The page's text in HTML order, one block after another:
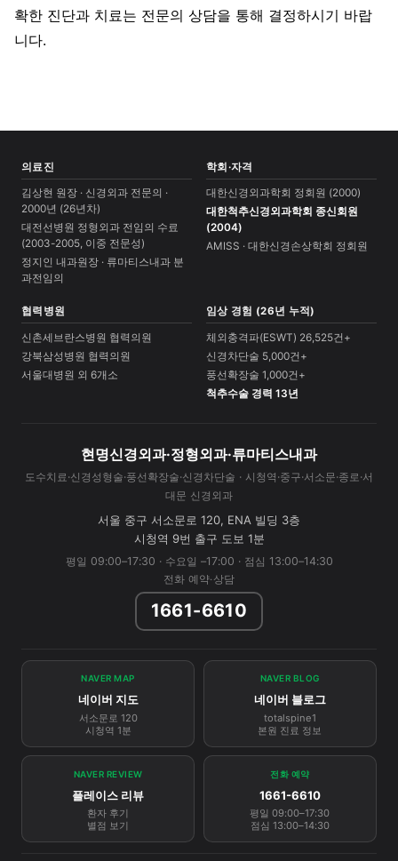
확한 진단과 치료는 전문의 상담을 통해 결정하시기 바랍
니다.
의료진
김상현 원장 · 신경외과 전문의 ·
2000년 (26년차)
대전선병원 정형외과 전임의 수료
(2003-2005, 이중 전문성)
정지인 내과원장 · 류마티스내과 분
과전임의
학회·자격
대한신경외과학회 정회원 (2000)
대한척추신경외과학회 종신회원
(2004)
AMISS · 대한신경손상학회 정회원
협력병원
신촌세브란스병원 협력의원
강북삼성병원 협력의원
서울대병원 외 6개소
임상 경험 (26년 누적)
체외충격파(ESWT) 26,525건+
신경차단술 5,000건+
풍선확장술 1,000건+
척추수술 경력 13년
현명신경외과·정형외과·류마티스내과
도수치료·신경성형술·풍선확장술·신경차단술 · 시청역·중구·서소문·종로·서
대문 신경외과
서울 중구 서소문로 120, ENA 빌딩 3층
시청역 9번 출구 도보 1분
평일 09:00–17:30 · 수요일 –17:00 · 점심 13:00–14:30
전화 예약·상담
1661-6610
NAVER MAP
네이버 지도
서소문로 120
시청역 1분
NAVER BLOG
네이버 블로그
totalspine1
본원 진료 정보
NAVER REVIEW
플레이스 리뷰
환자 후기
별점 보기
전화 예약
1661-6610
평일 09:00–17:30
점심 13:00–14:30